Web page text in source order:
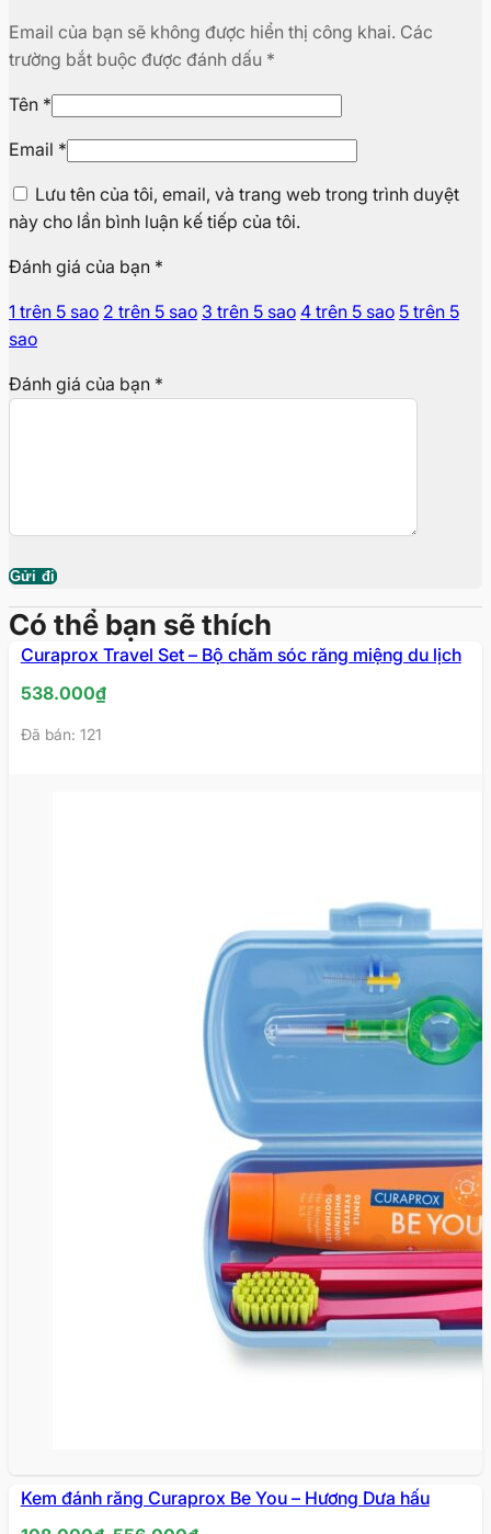
Email của bạn sẽ không được hiển thị công khai. Các
trường bắt buộc được đánh dấu *
Tên *
Email *
Lưu tên của tôi, email, và trang web trong trình duyệt
này cho lần bình luận kế tiếp của tôi.
Đánh giá của bạn *
1 trên 5 sao 2 trên 5 sao 3 trên 5 sao 4 trên 5 sao 5 trên 5
sao
Đánh giá của bạn *
Có thể bạn sẽ thích
Curaprox Travel Set – Bộ chăm sóc răng miệng du lịch
538.000₫
Đã bán: 121
Kem đánh răng Curaprox Be You – Hương Dưa hấu